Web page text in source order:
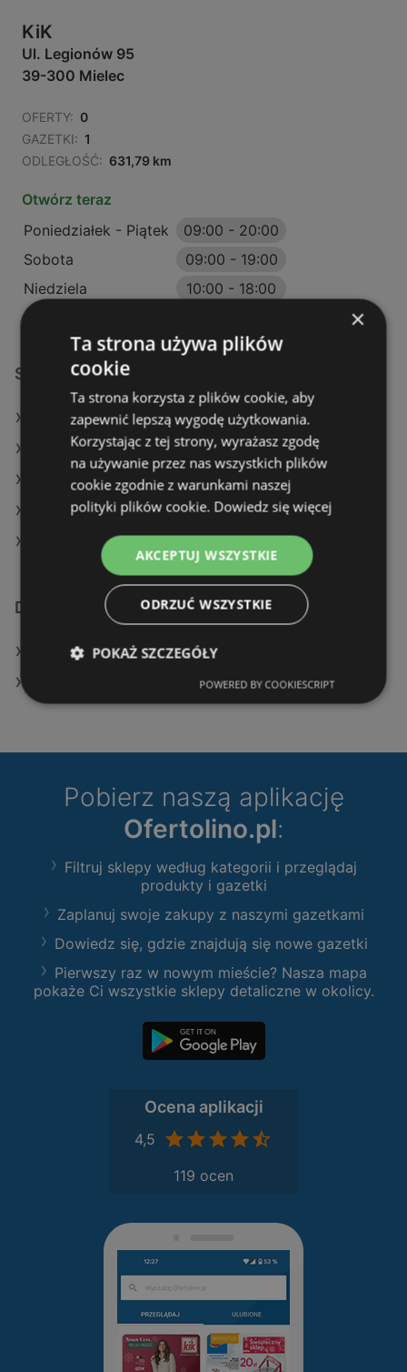
KiK
Ul. Legionów 95
39-300 Mielec
OFERTY: 0
GAZETKI: 1
ODLEGŁOŚĆ: 631,79 km
Otwórz teraz
Poniedziałek - Piątek
09:00 - 20:00
Sobota
09:00 - 19:00
Niedziela
10:00 - 18:00
Sklepy KiK w:
KiK w Osielsko
KiK w Włocławek
KiK w Szamotuły
KiK w Aleksandrów Łódzki
KiK w Zduńska Wola (Gmina)
Dodatkowe łącza
Oferty KiK
Pobierz naszą aplikację
Ofertolino.pl:
Filtruj sklepy według kategorii i przeglądaj
produkty i gazetki
Zaplanuj swoje zakupy z naszymi gazetkami
Dowiedz się, gdzie znajdują się nowe gazetki
Pierwszy raz w nowym mieście? Nasza mapa
pokaże Ci wszystkie sklepy detaliczne w okolicy.
Ocena aplikacji
4,5
119 ocen
×
Ta strona używa plików
cookie
Ta strona korzysta z plików cookie, aby
zapewnić lepszą wygodę użytkowania.
Korzystając z tej strony, wyrażasz zgodę
na używanie przez nas wszystkich plików
cookie zgodnie z warunkami naszej
polityki plików cookie. Dowiedz się więcej
AKCEPTUJ WSZYSTKIE
ODRZUĆ WSZYSTKIE
POKAŻ SZCZEGÓŁY
POWERED BY COOKIESCRIPT